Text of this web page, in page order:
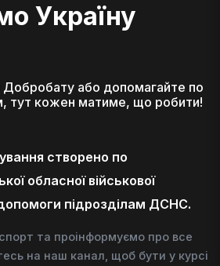
Україну
Добробату або допомагайте по
тут кожен матиме, що робити!
створено по
обласної військової
допомоги підрозділам ДСНС.
та проінформуємо про все
на наш канал, щоб бути у курсі